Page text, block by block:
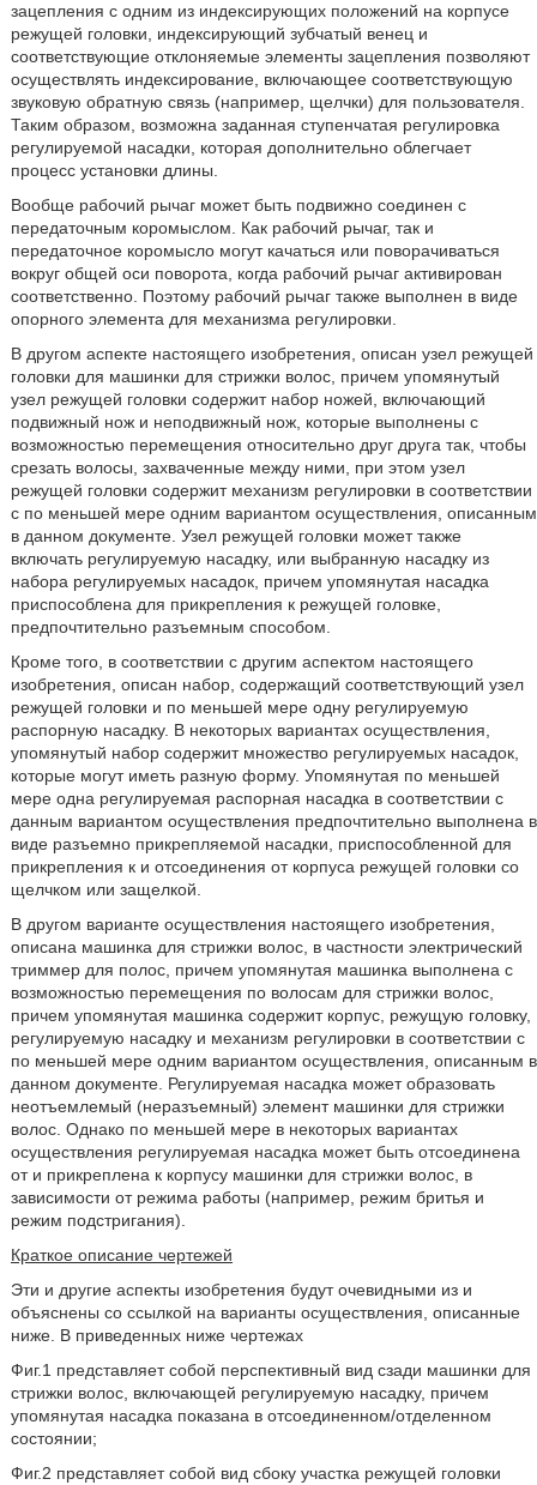
зацепления с одним из индексирующих положений на корпусе
режущей головки, индексирующий зубчатый венец и
соответствующие отклоняемые элементы зацепления позволяют
осуществлять индексирование, включающее соответствующую
звуковую обратную связь (например, щелчки) для пользователя.
Таким образом, возможна заданная ступенчатая регулировка
регулируемой насадки, которая дополнительно облегчает
процесс установки длины.
Вообще рабочий рычаг может быть подвижно соединен с
передаточным коромыслом. Как рабочий рычаг, так и
передаточное коромысло могут качаться или поворачиваться
вокруг общей оси поворота, когда рабочий рычаг активирован
соответственно. Поэтому рабочий рычаг также выполнен в виде
опорного элемента для механизма регулировки.
В другом аспекте настоящего изобретения, описан узел режущей
головки для машинки для стрижки волос, причем упомянутый
узел режущей головки содержит набор ножей, включающий
подвижный нож и неподвижный нож, которые выполнены с
возможностью перемещения относительно друг друга так, чтобы
срезать волосы, захваченные между ними, при этом узел
режущей головки содержит механизм регулировки в соответствии
с по меньшей мере одним вариантом осуществления, описанным
в данном документе. Узел режущей головки может также
включать регулируемую насадку, или выбранную насадку из
набора регулируемых насадок, причем упомянутая насадка
приспособлена для прикрепления к режущей головке,
предпочтительно разъемным способом.
Кроме того, в соответствии с другим аспектом настоящего
изобретения, описан набор, содержащий соответствующий узел
режущей головки и по меньшей мере одну регулируемую
распорную насадку. В некоторых вариантах осуществления,
упомянутый набор содержит множество регулируемых насадок,
которые могут иметь разную форму. Упомянутая по меньшей
мере одна регулируемая распорная насадка в соответствии с
данным вариантом осуществления предпочтительно выполнена в
виде разъемно прикрепляемой насадки, приспособленной для
прикрепления к и отсоединения от корпуса режущей головки со
щелчком или защелкой.
В другом варианте осуществления настоящего изобретения,
описана машинка для стрижки волос, в частности электрический
триммер для полос, причем упомянутая машинка выполнена с
возможностью перемещения по волосам для стрижки волос,
причем упомянутая машинка содержит корпус, режущую головку,
регулируемую насадку и механизм регулировки в соответствии с
по меньшей мере одним вариантом осуществления, описанным в
данном документе. Регулируемая насадка может образовать
неотъемлемый (неразъемный) элемент машинки для стрижки
волос. Однако по меньшей мере в некоторых вариантах
осуществления регулируемая насадка может быть отсоединена
от и прикреплена к корпусу машинки для стрижки волос, в
зависимости от режима работы (например, режим бритья и
режим подстригания).
Краткое описание чертежей
Эти и другие аспекты изобретения будут очевидными из и
объяснены со ссылкой на варианты осуществления, описанные
ниже. В приведенных ниже чертежах
Фиг.1 представляет собой перспективный вид сзади машинки для
стрижки волос, включающей регулируемую насадку, причем
упомянутая насадка показана в отсоединенном/отделенном
состоянии;
Фиг.2 представляет собой вид сбоку участка режущей головки